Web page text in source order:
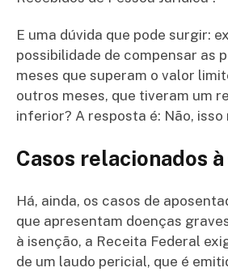
E uma dúvida que pode surgir:
possibilidade de compensar as
meses que superam o valor
outros meses, que tiveram um
inferior? A resposta é: Não, isso
Casos relacionados
Há, ainda, os casos de
que apresentam doenças
à isenção, a Receita Federal
de um laudo pericial, que é